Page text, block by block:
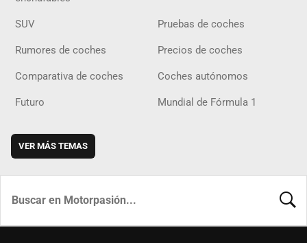
SUV Pruebas de coches
Rumores de coches Precios de coches
Comparativa de coches Coches autónomos
Futuro Mundial de Fórmula 1
VER MÁS TEMAS